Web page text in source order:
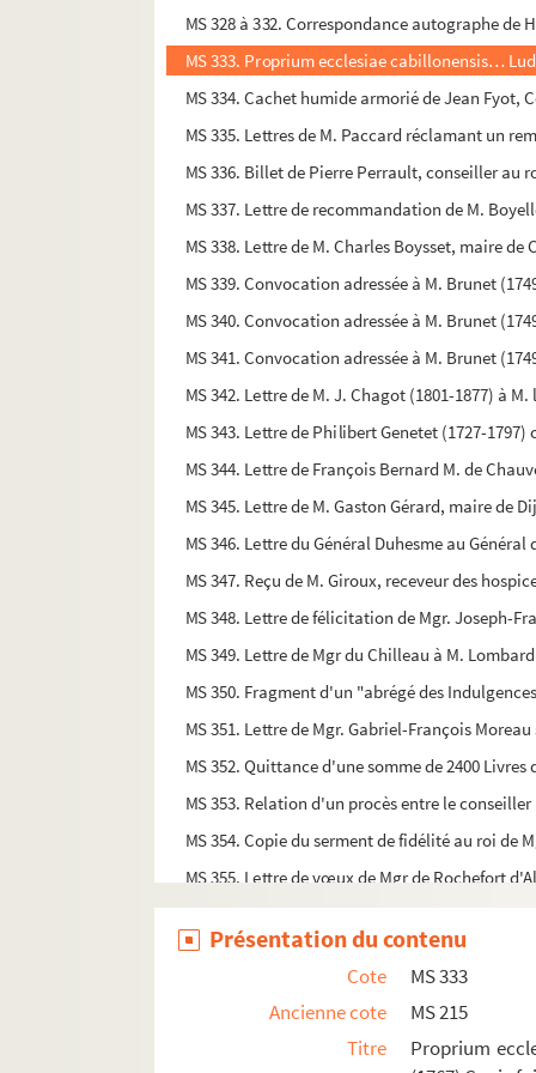
MS 328 à 332. Correspondance autographe de
MS 333. Proprium ecclesiae cabillonensis…
MS 334. Cachet humide armorié de Jean Fyot,
MS 335. Lettres de M. Paccard réclamant un
MS 336. Billet de Pierre Perrault, conseiller au
MS 337. Lettre de recommandation de M.
MS 338. Lettre de M. Charles Boysset, maire
MS 339. Convocation adressée à M. Brunet
MS 340. Convocation adressée à M. Brunet
MS 341. Convocation adressée à M. Brunet
MS 342. Lettre de M. J. Chagot (1801-1877) à
MS 343. Lettre de Philibert Genetet (1727-
MS 344. Lettre de François Bernard M. de
MS 345. Lettre de M. Gaston Gérard, maire de
MS 346. Lettre du Général Duhesme au
MS 347. Reçu de M. Giroux, receveur des
MS 348. Lettre de félicitation de Mgr. Joseph-
MS 349. Lettre de Mgr du Chilleau à M. Lombard
MS 350. Fragment d'un "abrégé des
MS 351. Lettre de Mgr. Gabriel-François
MS 352. Quittance d'une somme de 2400
MS 353. Relation d'un procès entre le
MS 354. Copie du serment de fidélité au roi de
MS 355. Lettre de vœux de Mgr de Rochefort
MS 356. Attestation de Mgr Lefranc de
MS 357. Lettre de M. Pontchartrain, Ministre
MS 358. Lettre du Marquis de Chasteauneuf,
MS 359 à 361. Trois quittances délivrées par
MS 362. Le travail ou les deux laboureurs :
Présentation du contenu
Cote
MS 333
Ancienne cote
MS 215
Titre
Proprium